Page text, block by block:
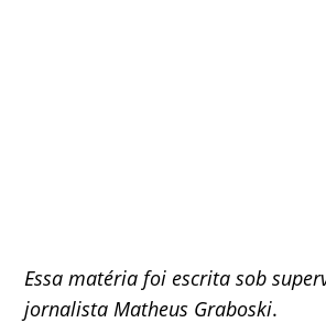
Essa matéria foi escrita sob
jornalista Matheus Graboski.